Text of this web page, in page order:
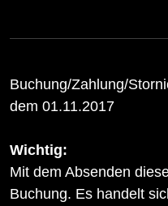
Buchung/Zahlung/
dem 01.11.2017
Wichtig:
Mit dem Absenden
Buchung. Es handelt